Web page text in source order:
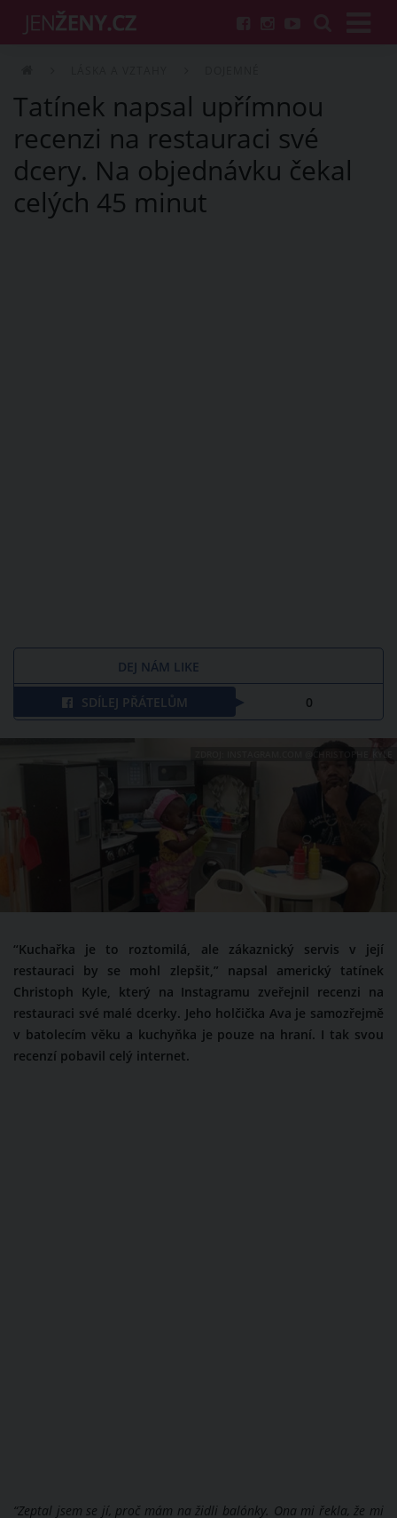
Tatínek napsal upřímnou
recenzi na restauraci své
dcery. Na objednávku čekal
celých 45 minut
DEJ NÁM LIKE
SDÍLEJ PŘÁTELŮM 0
ZDROJ: INSTAGRAM.COM @CHRISTOPHE_KYLE
“Kuchařka je to roztomilá, ale zákaznický servis v její
restauraci by se mohl zlepšit,” napsal americký tatínek
Christoph Kyle, který na Instagramu zveřejnil recenzi na
restauraci své malé dcerky. Jeho holčička Ava je samozřejmě
v batolecím věku a kuchyňka je pouze na hraní. I tak svou
recenzí pobavil celý internet.
“Zeptal jsem se jí, proč mám na židli balónky. Ona mi řekla, že mi